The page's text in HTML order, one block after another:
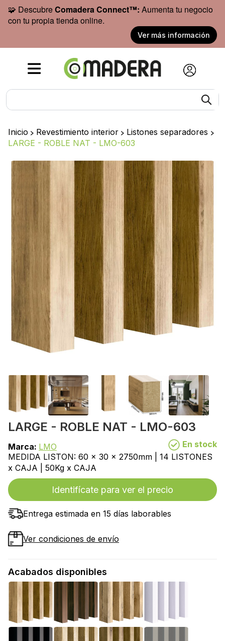
🧩 DescubreComadera Connect™: Aumenta tu negocio
con tu propia tienda online.
Ver más información
Inicio > Revestimiento interior > Listones separadores >
LARGE - ROBLE NAT - LMO-603
LARGE - ROBLE NAT - LMO-603
Marca: LMO
En stock
MEDIDA LISTON: 60 x 30 x 2750mm | 14 LISTONES
x CAJA | 50Kg x CAJA
Identifícate para ver el precio
Entrega estimada en 15 días laborables
Ver condiciones de envío
Acabados disponibles